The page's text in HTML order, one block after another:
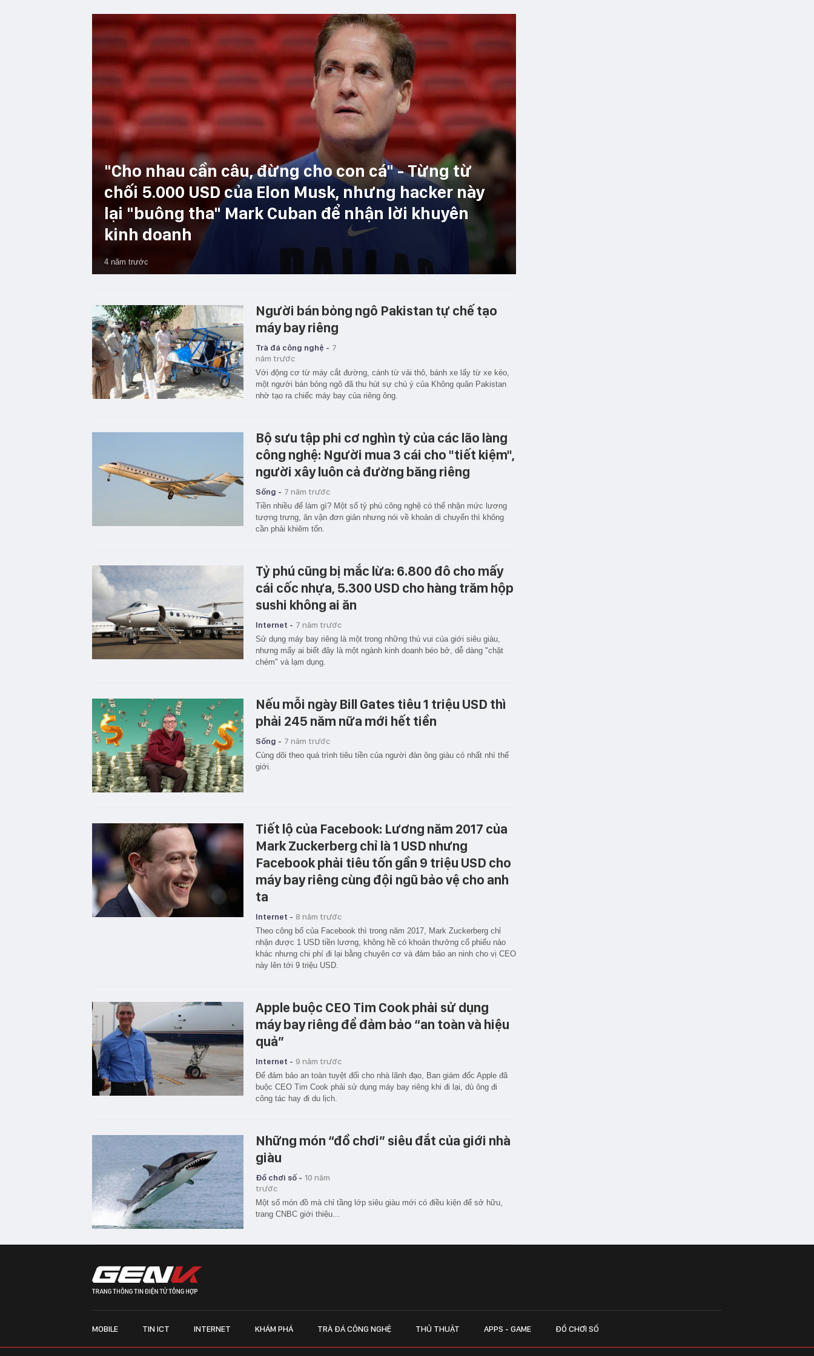
"Cho nhau cần câu, đừng cho con cá" - Từng từ
chối 5.000 USD của Elon Musk, nhưng hacker này
lại "buông tha" Mark Cuban để nhận lời khuyên
kinh doanh
4 năm trước
Người bán bỏng ngô Pakistan tự chế tạo
máy bay riêng
Trà đá công nghệ - 7
năm trước
Với động cơ từ máy cắt đường, cánh từ vải thô, bánh xe lấy từ xe kéo,
một người bán bỏng ngô đã thu hút sự chú ý của Không quân Pakistan
nhờ tạo ra chiếc máy bay của riêng ông.
Bộ sưu tập phi cơ nghìn tỷ của các lão làng
công nghệ: Người mua 3 cái cho "tiết kiệm",
người xây luôn cả đường băng riêng
Sống - 7 năm trước
Tiền nhiều để làm gì? Một số tỷ phú công nghệ có thể nhận mức lương
tượng trưng, ăn vận đơn giản nhưng nói về khoản di chuyển thì không
cần phải khiêm tốn.
Tỷ phú cũng bị mắc lừa: 6.800 đô cho mấy
cái cốc nhựa, 5.300 USD cho hàng trăm hộp
sushi không ai ăn
Internet - 7 năm trước
Sử dụng máy bay riêng là một trong những thú vui của giới siêu giàu,
nhưng mấy ai biết đây là một ngành kinh doanh béo bở, dễ dàng "chặt
chém" và lạm dụng.
Nếu mỗi ngày Bill Gates tiêu 1 triệu USD thì
phải 245 năm nữa mới hết tiền
Sống - 7 năm trước
Cùng dõi theo quá trình tiêu tiền của người đàn ông giàu có nhất nhì thế
giới.
Tiết lộ của Facebook: Lương năm 2017 của
Mark Zuckerberg chỉ là 1 USD nhưng
Facebook phải tiêu tốn gần 9 triệu USD cho
máy bay riêng cùng đội ngũ bảo vệ cho anh
ta
Internet - 8 năm trước
Theo công bố của Facebook thì trong năm 2017, Mark Zuckerberg chỉ
nhận được 1 USD tiền lương, không hề có khoản thưởng cổ phiếu nào
khác nhưng chi phí đi lại bằng chuyên cơ và đảm bảo an ninh cho vị CEO
này lên tới 9 triệu USD.
Apple buộc CEO Tim Cook phải sử dụng
máy bay riêng để đảm bảo “an toàn và hiệu
quả”
Internet - 9 năm trước
Để đảm bảo an toàn tuyệt đối cho nhà lãnh đạo, Ban giám đốc Apple đã
buộc CEO Tim Cook phải sử dụng máy bay riêng khi đi lại, dù ông đi
công tác hay đi du lịch.
Những món “đồ chơi” siêu đắt của giới nhà
giàu
Đồ chơi số - 10 năm
trước
Một số món đồ mà chỉ tầng lớp siêu giàu mới có điều kiện để sở hữu,
trang CNBC giới thiệu...
MOBILE TIN ICT INTERNET KHÁM PHÁ TRÀ ĐÁ CÔNG NGHỆ THỦ THUẬT APPS - GAME ĐỒ CHƠI SỐ